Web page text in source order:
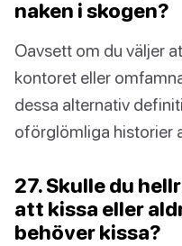
naken i skogen?
Oavsett om du väljer
kontoret eller
dessa alternativ
oförglömliga historier
27. Skulle du
att kissa eller
behöver kissa?